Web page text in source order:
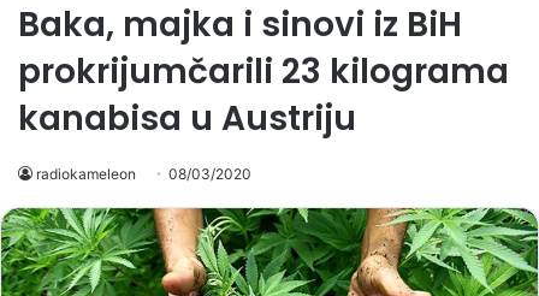
Baka, majka i sinovi iz BiH
prokrijumčarili 23 kilograma
kanabisa u Austriju
radiokameleon 08/03/2020